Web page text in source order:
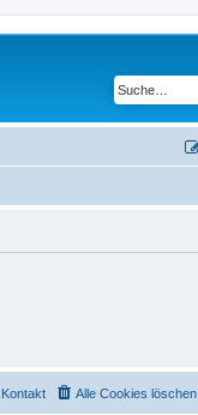
Alle Cookies löschen
Kontakt